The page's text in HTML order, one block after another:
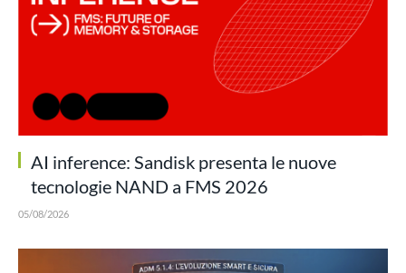
AI inference: Sandisk presenta le nuove
tecnologie NAND a FMS 2026
05/08/2026